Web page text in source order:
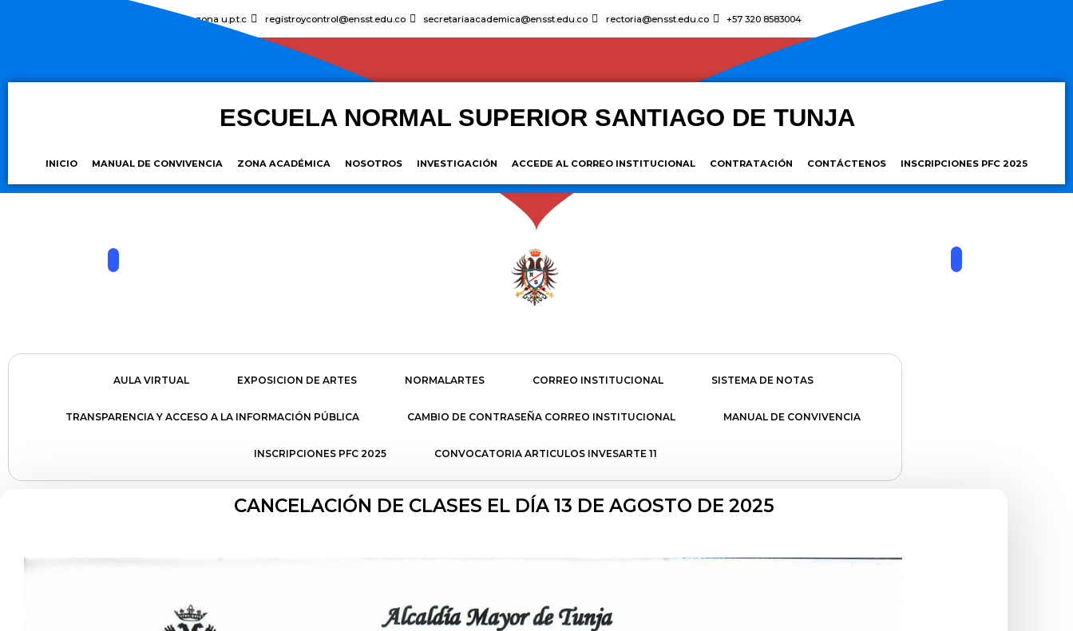
Avenida norte, zona u.p.t.c registroycontrol@ensst.edu.co secretariaacademica@ensst.edu.co rectoria@ensst.edu.co +57 320 8583004
ESCUELA NORMAL SUPERIOR SANTIAGO DE TUNJA
INICIO MANUAL DE CONVIVENCIA ZONA ACADÉMICA NOSOTROS INVESTIGACIÓN ACCEDE AL CORREO INSTITUCIONAL CONTRATACIÓN CONTÁCTENOS INSCRIPCIONES PFC 2025
AULA VIRTUAL EXPOSICION DE ARTES NORMALARTES CORREO INSTITUCIONAL SISTEMA DE NOTAS
TRANSPARENCIA Y ACCESO A LA INFORMACIÓN PÚBLICA CAMBIO DE CONTRASEÑA CORREO INSTITUCIONAL MANUAL DE CONVIVENCIA
INSCRIPCIONES PFC 2025 CONVOCATORIA ARTICULOS INVESARTE 11
CANCELACIÓN DE CLASES EL DÍA 13 DE AGOSTO DE 2025